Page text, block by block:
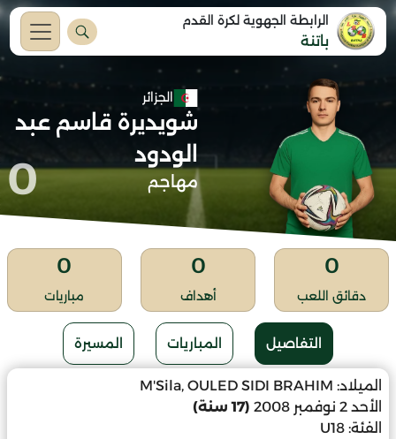
الرابطة الجهوية لكرة القدم
باتنة
الجزائر
شويديرة قاسم عبد
الودود
مهاجم 0
0
دقائق اللعب
0
أهداف
0
مباريات
التفاصيل المباريات المسيرة
الميلاد: M'Sila, OULED SIDI BRAHIM
الأحد 2 نوفمبر 2008
(17 سنة)
الفئة: U18